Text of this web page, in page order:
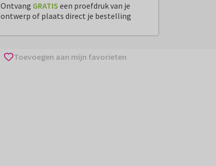
Ontvang GRATIS een proefdruk van je
ontwerp of plaats direct je bestelling
Toevoegen aan mijn favorieten